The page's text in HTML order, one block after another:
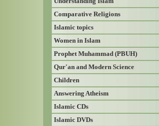
Comparative Religions
Islamic topics
Women in Islam
Prophet Muhammad (PBUH)
Qur'an and Modern Science
Children
Answering Atheism
Islamic CDs
Islamic DVDs